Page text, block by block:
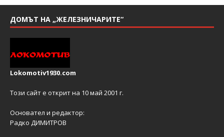
ДОМЪТ НА „ЖЕЛЕЗНИЧАРИТЕ“
Lokomotiv1930.com
Този сайт е открит на 10 май 2001 г.
Основател и редактор:
Радко ДИМИТРОВ